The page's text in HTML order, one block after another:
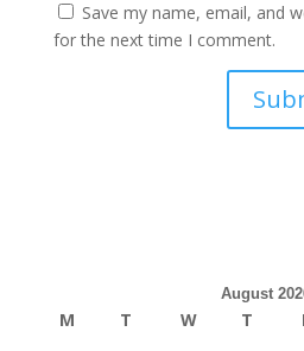
Save my name, email, and
for the next time I comment.
August
M T W T